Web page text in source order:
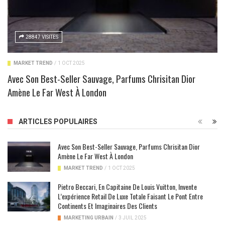
28847 VISITES
MARKET TREND / 1 OCT 2025
Avec Son Best-Seller Sauvage, Parfums Chrisitan Dior
Amène Le Far West À London
ARTICLES POPULAIRES
Avec Son Best-Seller Sauvage, Parfums Chrisitan Dior
Amène Le Far West À London
MARKET TREND / 1 OCT 2025
Pietro Beccari, En Capitaine De Louis Vuitton, Invente
L’expérience Retail De Luxe Totale Faisant Le Pont Entre
Continents Et Imaginaires Des Clients
MARKETING URBAIN / 3 JUIL 2025